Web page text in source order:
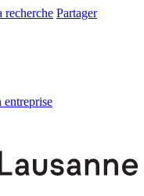
recherche Partager